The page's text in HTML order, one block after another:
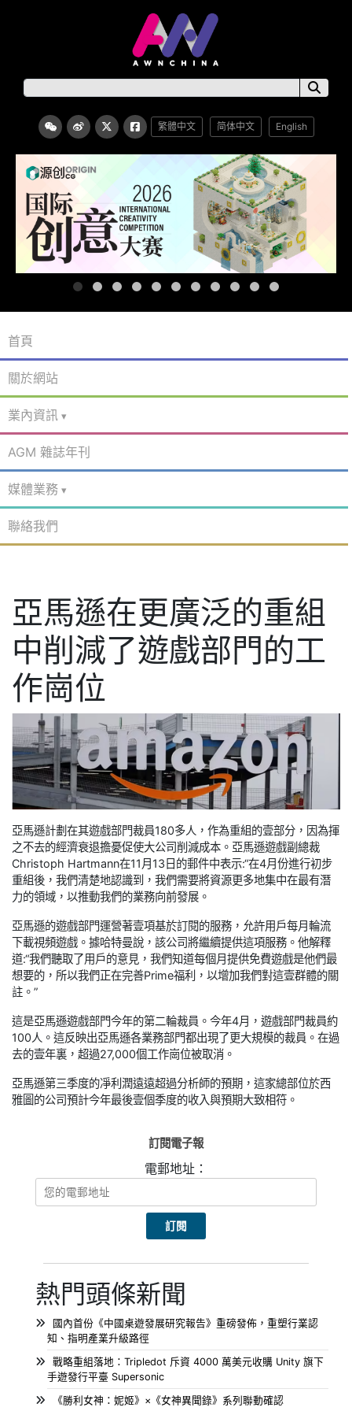
繁體中文 简体中文 English
首頁
關於網站
業內資訊
AGM 雜誌年刊
媒體業務
聯絡我們
亞馬遜在更廣泛的重組
中削減了遊戲部門的工
作崗位
亞馬遜計劃在其遊戲部門裁員180多人，作為重組的壹部分，因為揮
之不去的經濟衰退擔憂促使大公司削減成本。亞馬遜遊戲副總裁
Christoph Hartmann在11月13日的郵件中表示:“在4月份進行初步
重組後，我們清楚地認識到，我們需要將資源更多地集中在最有潛
力的領域，以推動我們的業務向前發展。
亞馬遜的遊戲部門運營著壹項基於訂閱的服務，允許用戶每月輪流
下載視頻遊戲。據哈特曼說，該公司將繼續提供這項服務。他解釋
道:“我們聽取了用戶的意見，我們知道每個月提供免費遊戲是他們最
想要的，所以我們正在完善Prime福利，以增加我們對這壹群體的關
註。”
這是亞馬遜遊戲部門今年的第二輪裁員。今年4月，遊戲部門裁員約
100人。這反映出亞馬遜各業務部門都出現了更大規模的裁員。在過
去的壹年裏，超過27,000個工作崗位被取消。
亞馬遜第三季度的凈利潤遠遠超過分析師的預期，這家總部位於西
雅圖的公司預計今年最後壹個季度的收入與預期大致相符。
訂閱電子報
電郵地址：
熱門頭條新聞
國內首份《中國桌遊發展研究報告》重磅發佈，重塑行業認
知、指明產業升級路徑
戰略重組落地：Tripledot 斥資 4000 萬美元收購 Unity 旗下
手遊發行平臺 Supersonic
《勝利女神：妮姬》×《女神異聞錄》系列聯動確認